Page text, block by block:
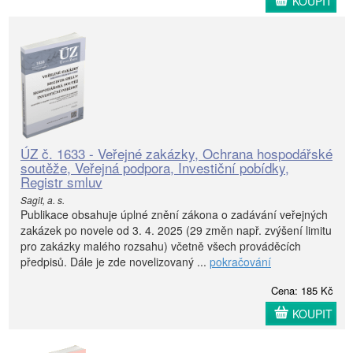
ÚZ č. 1633 - Veřejné zakázky, Ochrana hospodářské
soutěže, Veřejná podpora, Investiční pobídky,
Registr smluv
Sagit, a. s.
Publikace obsahuje úplné znění zákona o zadávání veřejných
zakázek po novele od 3. 4. 2025 (29 změn např. zvýšení limitu
pro zakázky malého rozsahu) včetně všech prováděcích
předpisů. Dále je zde novelizovaný ... pokračování
Cena: 185 Kč
KOUPIT